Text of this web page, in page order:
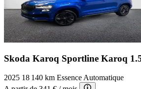
Skoda Karoq Sportline Karoq
2025 18 140 km Essence Automatique